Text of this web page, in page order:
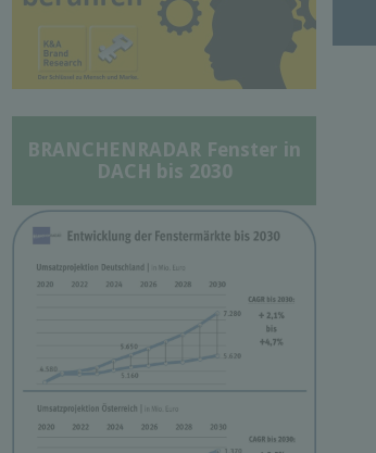
BRANCHENRADAR Fenster in
DACH bis 2030